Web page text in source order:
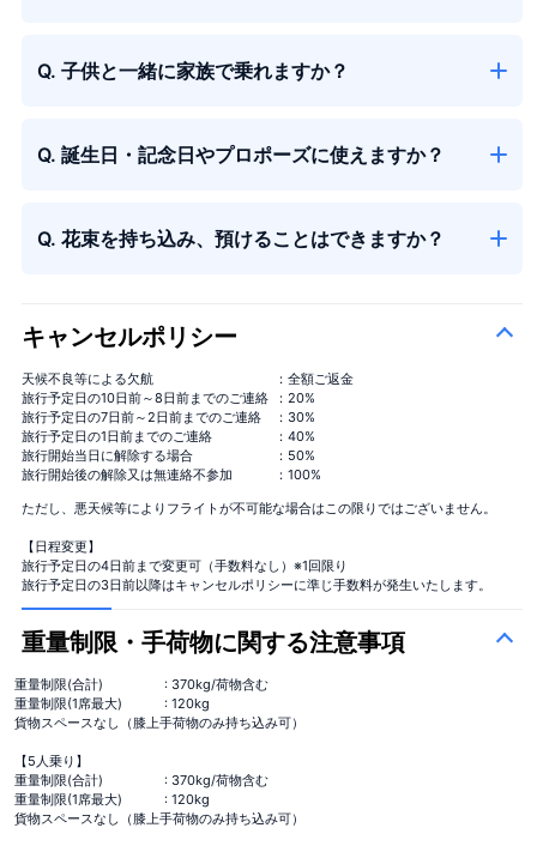
Q. 子供と一緒に家族で乗れますか？
Q. 誕生日・記念日やプロポーズに使えますか？
Q. 花束を持ち込み、預けることはできますか？
キャンセルポリシー
天候不良等による欠航
：全額ご返金
旅行予定日の10日前～8日前までのご連絡
：20%
旅行予定日の7日前～2日前までのご連絡
：30%
旅行予定日の1日前までのご連絡
：40%
旅行開始当日に解除する場合
：50%
旅行開始後の解除又は無連絡不参加
：100%
ただし、悪天候等によりフライトが不可能な場合はこの限りではございません。
【日程変更】
旅行予定日の4日前まで変更可（手数料なし）※1回限り
旅行予定日の3日前以降はキャンセルポリシーに準じ手数料が発生いたします。
重量制限・手荷物に関する注意事項
重量制限(合計)
: 370kg/荷物含む
重量制限(1席最大)
: 120kg
貨物スペースなし（膝上手荷物のみ持ち込み可）
【5人乗り】
重量制限(合計)
: 370kg/荷物含む
重量制限(1席最大)
: 120kg
貨物スペースなし（膝上手荷物のみ持ち込み可）